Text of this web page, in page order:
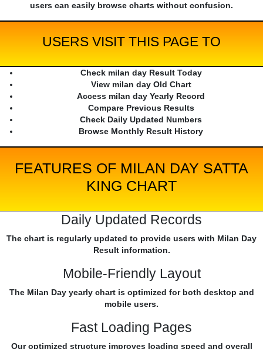
users can easily browse charts without confusion.
USERS VISIT THIS PAGE TO
Check milan day Result Today
View milan day Old Chart
Access milan day Yearly Record
Compare Previous Results
Check Daily Updated Numbers
Browse Monthly Result History
FEATURES OF MILAN DAY SATTA
KING CHART
Daily Updated Records
The chart is regularly updated to provide users with Milan Day
Result information.
Mobile-Friendly Layout
The Milan Day yearly chart is optimized for both desktop and
mobile users.
Fast Loading Pages
Our optimized structure improves loading speed and overall